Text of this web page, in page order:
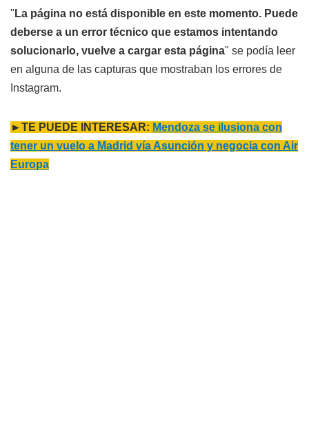
" La página no está disponible en este momento. Puede
deberse a un error técnico que estamos intentando
solucionarlo, vuelve a cargar esta página" se podía leer
en alguna de las capturas que mostraban los errores de
Instagram.
►TE PUEDE INTERESAR: Mendoza se ilusiona con
tener un vuelo a Madrid vía Asunción y negocia con Air
Europa